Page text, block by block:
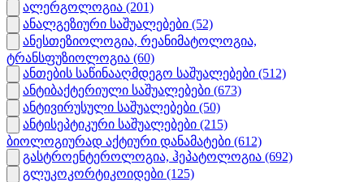
ალერგოლოგია (201)
ანალგეზიური საშუალებები (52)
ანესთეზიოლოგია, რეანიმატოლოგია,
ტრანსფუზიოლოგია (60)
ანთების საწინააღმდეგო საშუალებები (512)
ანტიბაქტერიული საშუალებები (673)
ანტივირუსული საშუალებები (50)
ანტისეპტიკური საშუალებები (215)
ბიოლოგიურად აქტიური დანამატები (612)
გასტროენტეროლოგია, ჰეპატოლოგია (692)
გლუკოკორტიკოიდები (125)